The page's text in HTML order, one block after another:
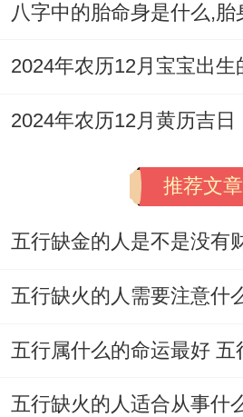
2024年农历12月黄历吉日
推荐文章